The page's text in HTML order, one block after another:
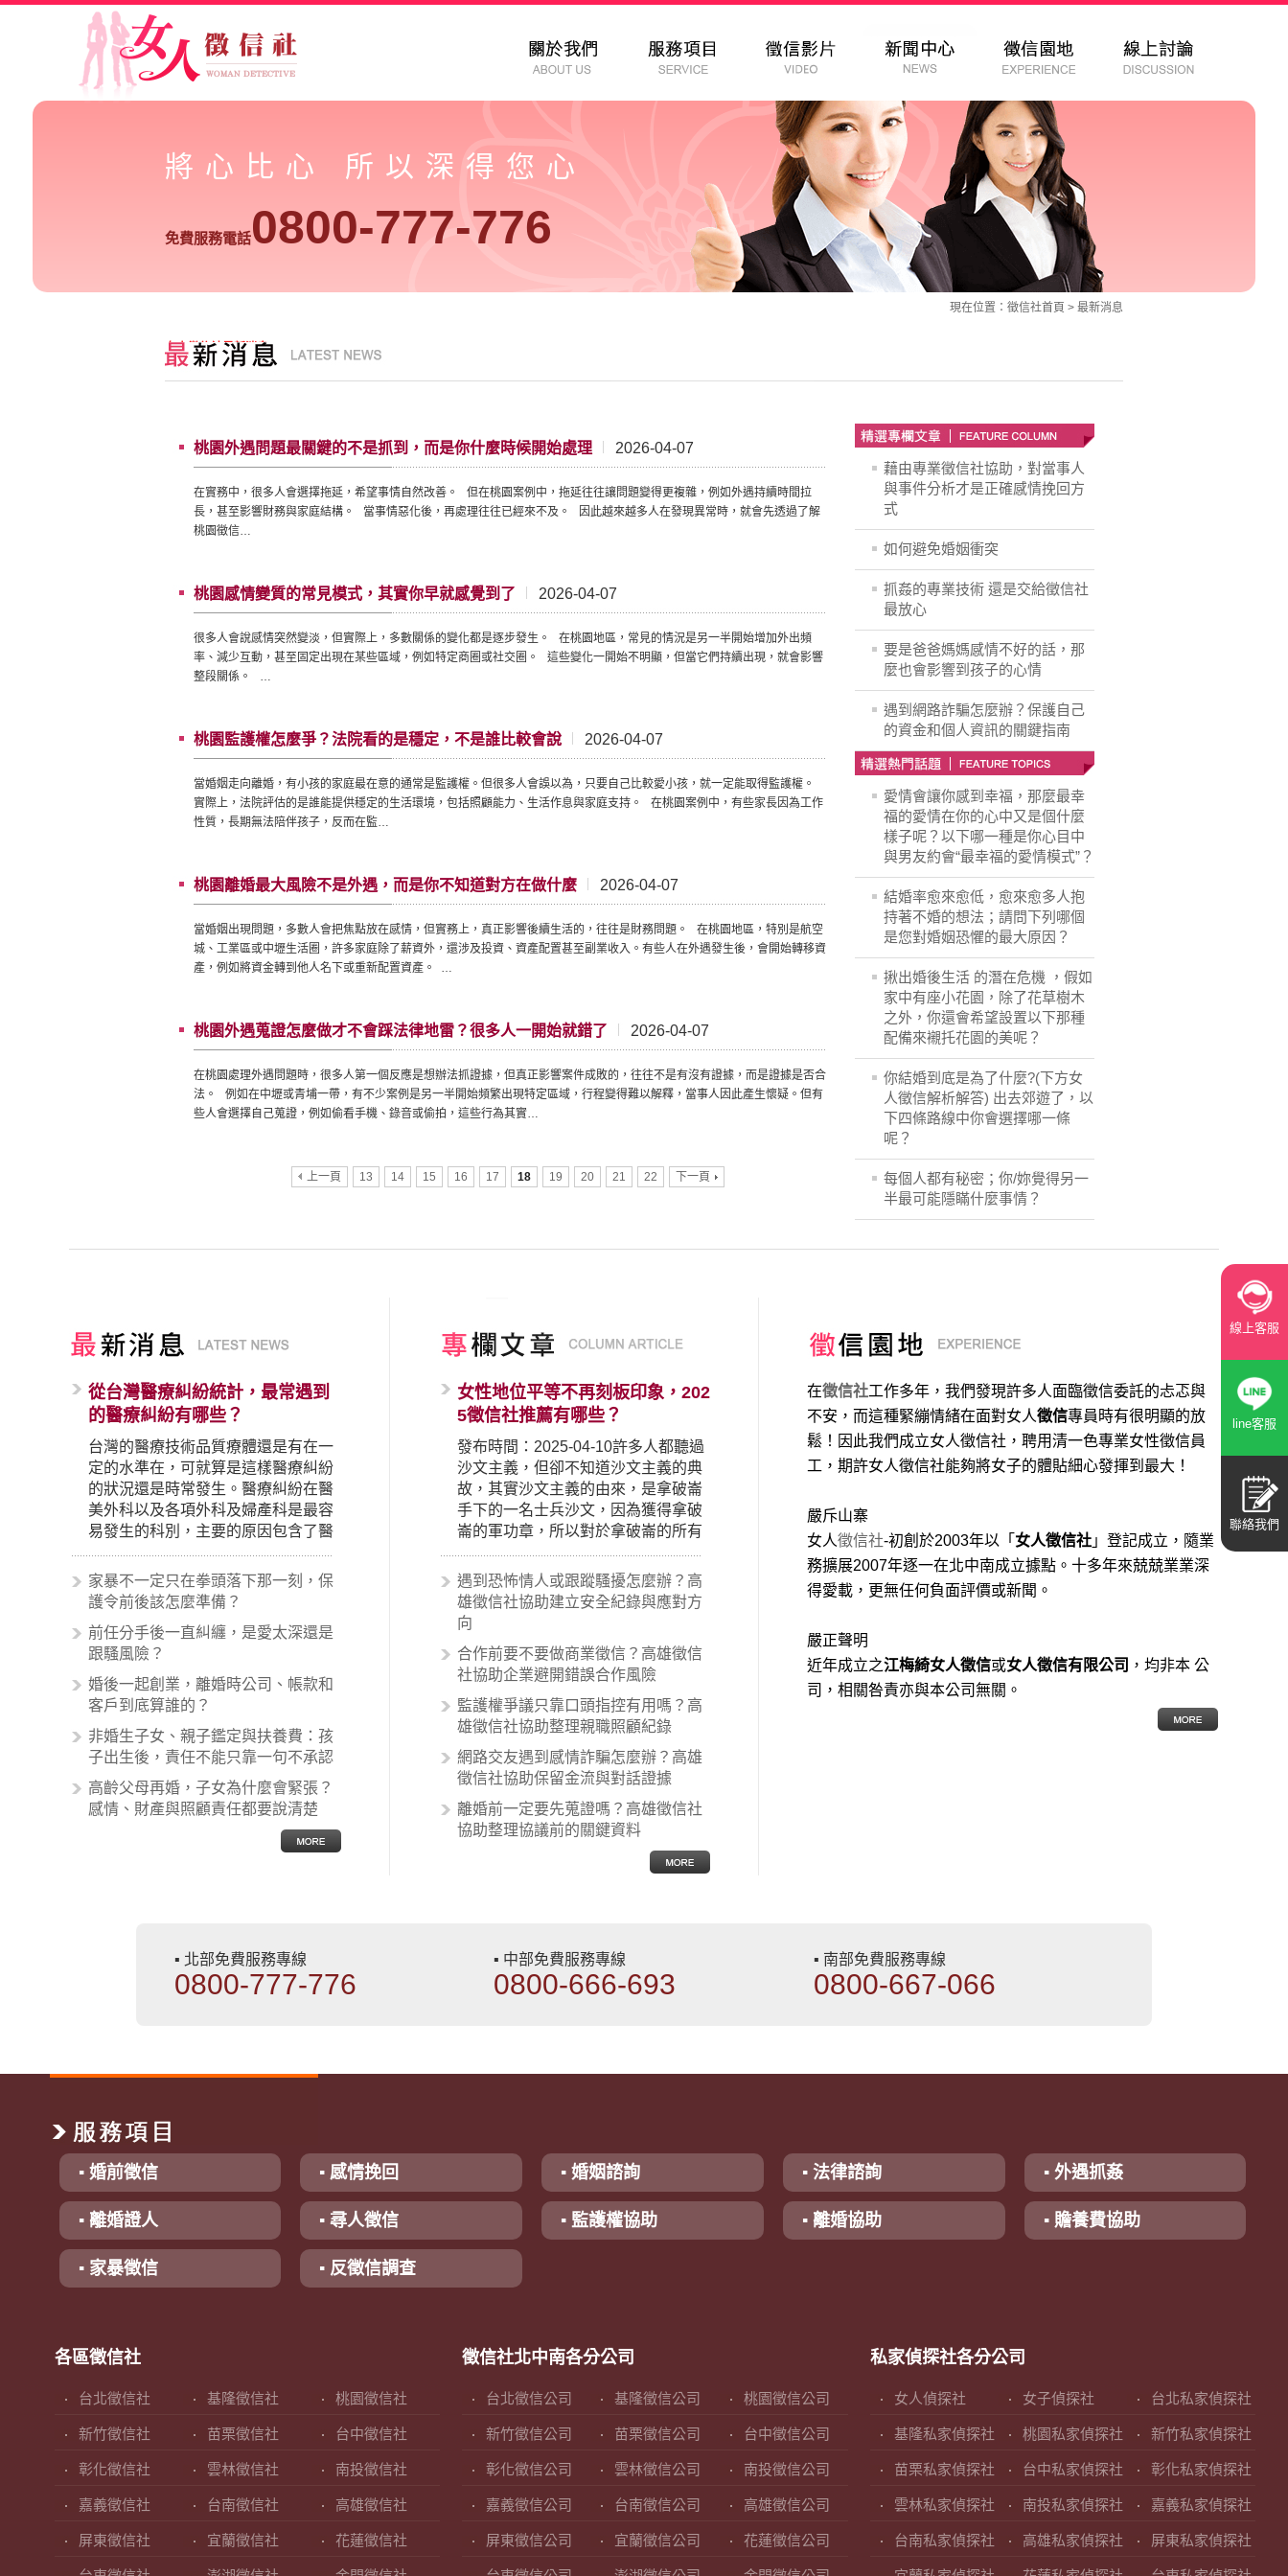
將心比心 所以深得您心
免費服務電話0800-777-776
線上客服
line客服
聯絡我們
現在位置： 徵信社首頁 > 最新消息
女人徵信社最新消息
桃園外遇問題最關鍵的不是抓到，而是你什麼時候開始處理 2026-04-07
在實務中，很多人會選擇拖延，希望事情自然改善。 但在桃園案例中，拖延往往讓問題變得更複雜，例如外遇持續時間拉
長，甚至影響財務與家庭結構。 當事情惡化後，再處理往往已經來不及。 因此越來越多人在發現異常時，就會先透過了解
桃園徵信…
桃園感情變質的常見模式，其實你早就感覺到了 2026-04-07
很多人會說感情突然變淡，但實際上，多數關係的變化都是逐步發生。 在桃園地區，常見的情況是另一半開始增加外出頻
率、減少互動，甚至固定出現在某些區域，例如特定商圈或社交圈。 這些變化一開始不明顯，但當它們持續出現，就會影響
整段關係。 …
桃園監護權怎麼爭？法院看的是穩定，不是誰比較會說 2026-04-07
當婚姻走向離婚，有小孩的家庭最在意的通常是監護權。但很多人會誤以為，只要自己比較愛小孩，就一定能取得監護權。
實際上，法院評估的是誰能提供穩定的生活環境，包括照顧能力、生活作息與家庭支持。 在桃園案例中，有些家長因為工作
性質，長期無法陪伴孩子，反而在監…
桃園離婚最大風險不是外遇，而是你不知道對方在做什麼 2026-04-07
當婚姻出現問題，多數人會把焦點放在感情，但實務上，真正影響後續生活的，往往是財務問題。 在桃園地區，特別是航空
城、工業區或中壢生活圈，許多家庭除了薪資外，還涉及投資、資產配置甚至副業收入。有些人在外遇發生後，會開始轉移資
產，例如將資金轉到他人名下或重新配置資產。 …
桃園外遇蒐證怎麼做才不會踩法律地雷？很多人一開始就錯了 2026-04-07
在桃園處理外遇問題時，很多人第一個反應是想辦法抓證據，但真正影響案件成敗的，往往不是有沒有證據，而是證據是否合
法。 例如在中壢或青埔一帶，有不少案例是另一半開始頻繁出現特定區域，行程變得難以解釋，當事人因此產生懷疑。但有
些人會選擇自己蒐證，例如偷看手機、錄音或偷拍，這些行為其實…
上一頁 13 14 15 16 17 18 19 20 21 22 下一頁
藉由專業徵信社協助，對當事人
與事件分析才是正確感情挽回方
式
如何避免婚姻衝突
抓姦的專業技術 還是交給徵信社
最放心
要是爸爸媽媽感情不好的話，那
麼也會影響到孩子的心情
遇到網路詐騙怎麼辦？保護自己
的資金和個人資訊的關鍵指南
愛情會讓你感到幸福，那麼最幸
福的愛情在你的心中又是個什麼
樣子呢？以下哪一種是你心目中
與男友約會“最幸福的愛情模式”？
結婚率愈來愈低，愈來愈多人抱
持著不婚的想法；請問下列哪個
是您對婚姻恐懼的最大原因？
揪出婚後生活 的潛在危機 ，假如
家中有座小花園，除了花草樹木
之外，你還會希望設置以下那種
配備來襯托花園的美呢？
你結婚到底是為了什麼?(下方女
人徵信解析解答) 出去郊遊了，以
下四條路線中你會選擇哪一條
呢？
每個人都有秘密；你/妳覺得另一
半最可能隱瞞什麼事情？
從台灣醫療糾紛統計，最常遇到
的醫療糾紛有哪些？
台灣的醫療技術品質療體還是有在一
定的水準在，可就算是這樣醫療糾紛
的狀況還是時常發生。醫療糾紛在醫
美外科以及各項外科及婦產科是最容
易發生的科別，主要的原因包含了醫
生未盡告知義務、醫療處置疏失、手
術疏失、術後照顧失當、醫療費用的
收取。雖然醫學進步，但醫生與病患
案例中最後都走向訴訟流程，我們如
果不幸遇到相關醫療糾紛時究竟該怎
麼處理呢？醫療糾紛相關的內容其實
非常多，有些案例…
家暴不一定只在拳頭落下那一刻，保
護令前後該怎麼準備？
前任分手後一直糾纏，是愛太深還是
跟騷風險？
婚後一起創業，離婚時公司、帳款和
客戶到底算誰的？
非婚生子女、親子鑑定與扶養費：孩
子出生後，責任不能只靠一句不承認
高齡父母再婚，子女為什麼會緊張？
感情、財產與照顧責任都要說清楚
女性地位平等不再刻板印象，202
5徵信社推薦有哪些？
發布時間：2025-04-10許多人都聽過
沙文主義，但卻不知道沙文主義的典
故，其實沙文主義的由來，是拿破崙
手下的一名士兵沙文，因為獲得拿破
崙的軍功章，所以對於拿破崙的所有
事蹟和政策產生狂熱崇拜，形成偏執
的狀況，所以沙文主義後來就被拿來
暗指偏見和歧視，而且有沙文主義傾
向的人，通常對於自己的國家和民族
國家的人，所以沙文主義也廣泛應用
在種族歧視的說法，甚至還出現了男
性沙文…
遇到恐怖情人或跟蹤騷擾怎麼辦？高
雄徵信社協助建立安全紀錄與應對方
向
合作前要不要做商業徵信？高雄徵信
社協助企業避開錯誤合作風險
監護權爭議只靠口頭指控有用嗎？高
雄徵信社協助整理親職照顧紀錄
網路交友遇到感情詐騙怎麼辦？高雄
徵信社協助保留金流與對話證據
離婚前一定要先蒐證嗎？高雄徵信社
協助整理協議前的關鍵資料
在徵信社工作多年，我們發現許多人面臨徵信委託的忐忑與
不安，而這種緊繃情緒在面對女人徵信專員時有很明顯的放
鬆！因此我們成立女人徵信社，聘用清一色專業女性徵信員
工，期許女人徵信社能夠將女子的體貼細心發揮到最大 ！
嚴斥山寨
女人徵信社-初創於2003年以「 女人徵信社 」登記成立，隨業
務擴展2007年逐一在北中南成立據點。十多年來兢兢業業深
得愛載，更無任何負面評價或新聞。
嚴正聲明
近年成立之江梅綺女人徵信或女人徵信有限公司 ，均非本 公
司，相關咎責亦與本公司無關。
▪ 北部免費服務專線
0800-777-776
▪ 中部免費服務專線
0800-666-693
▪ 南部免費服務專線
0800-667-066
▪ 婚前徵信 ▪ 感情挽回 ▪ 婚姻諮詢 ▪ 法律諮詢 ▪ 外遇抓姦
▪ 離婚證人 ▪ 尋人徵信 ▪ 監護權協助 ▪ 離婚協助 ▪ 贍養費協助
▪ 家暴徵信 ▪ 反徵信調查
各區徵信社
台北徵信社 基隆徵信社 桃園徵信社
新竹徵信社 苗栗徵信社 台中徵信社
彰化徵信社 雲林徵信社 南投徵信社
嘉義徵信社 台南徵信社 高雄徵信社
屏東徵信社 宜蘭徵信社 花蓮徵信社
徵信社北中南各分公司
台北徵信公司 基隆徵信公司 桃園徵信公司
新竹徵信公司 苗栗徵信公司 台中徵信公司
彰化徵信公司 雲林徵信公司 南投徵信公司
嘉義徵信公司 台南徵信公司 高雄徵信公司
屏東徵信公司 宜蘭徵信公司 花蓮徵信公司
私家偵探社各分公司
女人偵探社 女子偵探社 台北私家偵探社
基隆私家偵探社 桃園私家偵探社 新竹私家偵探社
苗栗私家偵探社 台中私家偵探社 彰化私家偵探社
雲林私家偵探社 南投私家偵探社 嘉義私家偵探社
台南私家偵探社 高雄私家偵探社 屏東私家偵探社